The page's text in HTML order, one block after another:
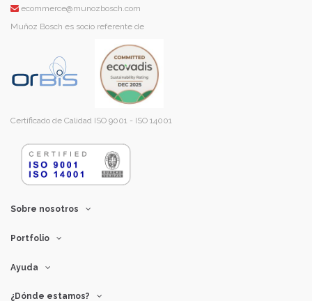
ecommerce@munozbosch.com
Muñoz Bosch es socio referente de
Certificado de Calidad ISO 9001 - ISO 14001
Sobre nosotros
Portfolio
Ayuda
¿Dónde estamos?